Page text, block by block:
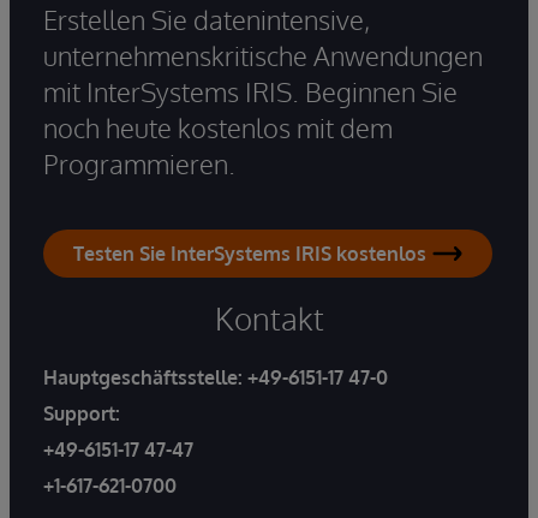
Erstellen Sie datenintensive,
unternehmenskritische Anwendungen
mit InterSystems IRIS. Beginnen Sie
noch heute kostenlos mit dem
Programmieren.
Testen Sie InterSystems IRIS kostenlos
Kontakt
Hauptgeschäftsstelle: +49-6151-17 47-0
Support:
+49-6151-17 47-47
+1-617-621-0700